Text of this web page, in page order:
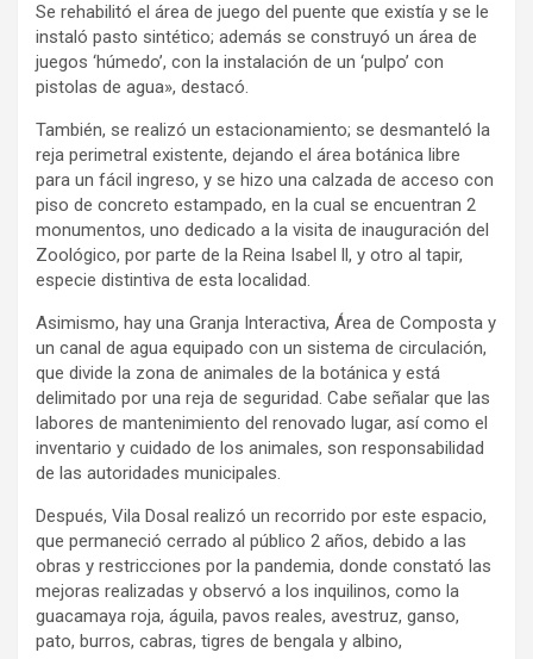
Se rehabilitó el área de juego del puente que existía y se le
instaló pasto sintético; además se construyó un área de
juegos ‘húmedo’, con la instalación de un ‘pulpo’ con
pistolas de agua», destacó.
También, se realizó un estacionamiento; se desmanteló la
reja perimetral existente, dejando el área botánica libre
para un fácil ingreso, y se hizo una calzada de acceso con
piso de concreto estampado, en la cual se encuentran 2
monumentos, uno dedicado a la visita de inauguración del
Zoológico, por parte de la Reina Isabel ll, y otro al tapir,
especie distintiva de esta localidad.
Asimismo, hay una Granja Interactiva, Área de Composta y
un canal de agua equipado con un sistema de circulación,
que divide la zona de animales de la botánica y está
delimitado por una reja de seguridad. Cabe señalar que las
labores de mantenimiento del renovado lugar, así como el
inventario y cuidado de los animales, son responsabilidad
de las autoridades municipales.
Después, Vila Dosal realizó un recorrido por este espacio,
que permaneció cerrado al público 2 años, debido a las
obras y restricciones por la pandemia, donde constató las
mejoras realizadas y observó a los inquilinos, como la
guacamaya roja, águila, pavos reales, avestruz, ganso,
pato, burros, cabras, tigres de bengala y albino,